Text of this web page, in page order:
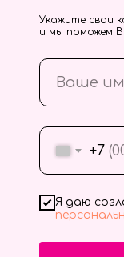
+7
Я даю
Укажите свои
и мы поможем